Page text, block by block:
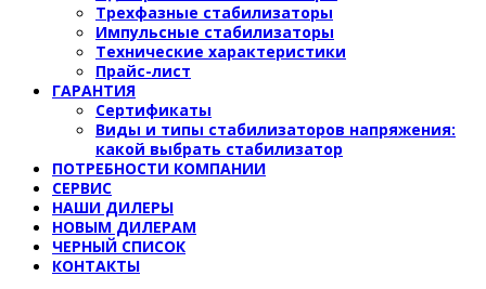
Трехфазные стабилизаторы
Импульсные стабилизаторы
Технические характеристики
Прайс-лист
ГАРАНТИЯ
Сертификаты
Виды и типы стабилизаторов напряжения:
какой выбрать стабилизатор
ПОТРЕБНОСТИ КОМПАНИИ
СЕРВИС
НАШИ ДИЛЕРЫ
НОВЫМ ДИЛЕРАМ
ЧЕРНЫЙ СПИСОК
КОНТАКТЫ